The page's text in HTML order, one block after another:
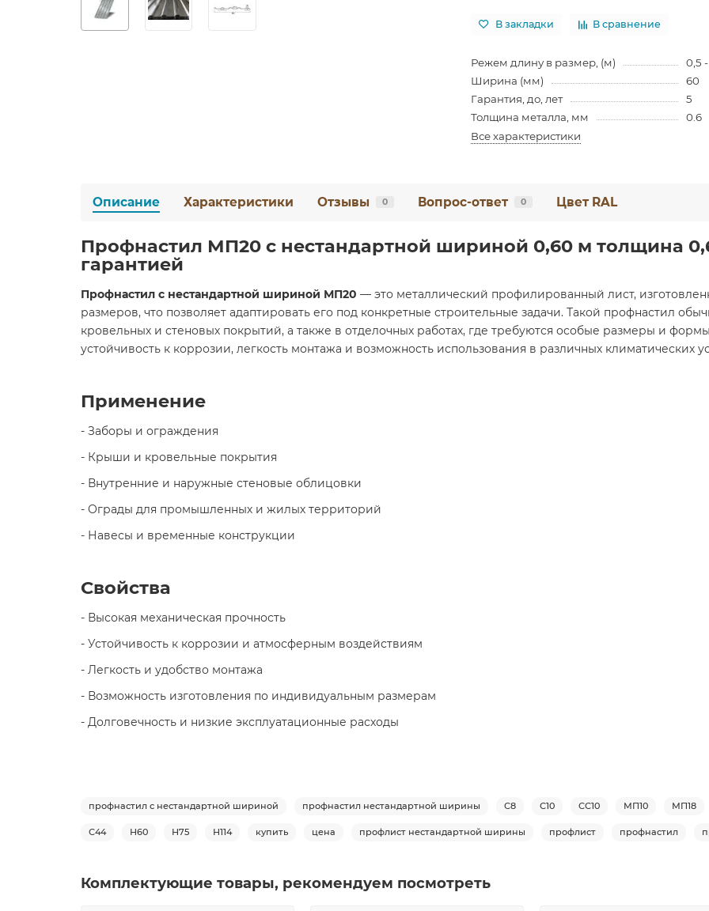
В закладки В сравнение
Режем длину в размер, (м)
0,5 -
Ширина (мм)
60
Гарантия, до, лет
5
Толщина металла, мм
0.6
Все характеристики
Описание Характеристики Отзывы 0 Вопрос-ответ 0 Цвет RAL
Профнастил МП20 с нестандартной шириной 0,60 м толщина
гарантией
Профнастил с нестандартной шириной МП20 — это металлический профилированный лист,
размеров, что позволяет адаптировать его под конкретные строительные задачи. Такой профнастил
кровельных и стеновых покрытий, а также в отделочных работах, где требуются особые размеры и
устойчивость к коррозии, легкость монтажа и возможность использования в различных климатических
Применение
- Заборы и ограждения
- Крыши и кровельные покрытия
- Внутренние и наружные стеновые облицовки
- Ограды для промышленных и жилых территорий
- Навесы и временные конструкции
Свойства
- Высокая механическая прочность
- Устойчивость к коррозии и атмосферным воздействиям
- Легкость и удобство монтажа
- Возможность изготовления по индивидуальным размерам
- Долговечность и низкие эксплуатационные расходы
профнастил с нестандартной шириной профнастил нестандартной ширины С8 С10 СС10 МП10 МП18
С44 Н60 Н75 Н114 купить цена профлист нестандартной ширины профлист профнастил
Комплектующие товары, рекомендуем посмотреть